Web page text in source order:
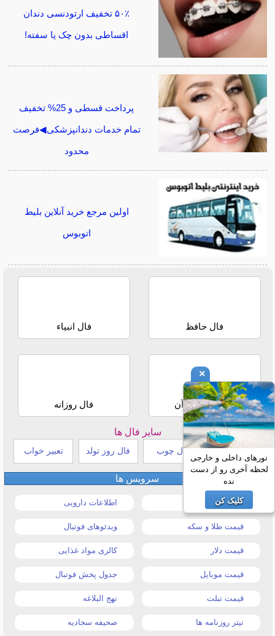
۵۰٪ تخفیف ارتودنسی دندان
اقساطی بدون چک یا سفته!
پرداخت قسطی و 25% تخفیف
تمام خدمات دندانپزشکی◀فرصت
محدود
اولین مرجع خرید آنلاین بلیط
اتوبوس
فال حافظ فال انبیاء
استخاره با قرآن فال روزانه
سایر فال ها
طالع بینی هندی فال چوب فال روز تولد تعبیر خواب
سرویس ها
قیمت خودرو اطلاعات دارویی
قیمت طلا و سکه ویدئوهای فوتبال
قیمت دلار کالری مواد غذایی
قیمت موبایل جدول پخش فوتبال
قیمت تبلت نهج البلاغه
تیتر روزنامه ها صحیفه سجادیه
×
تورهای داخلی و خارجی
لحظه آخری رو از دست
نده
کلیک کن